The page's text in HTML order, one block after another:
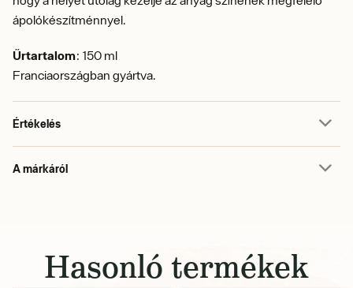
ápolókészítménnyel.
Űrtartalom: 150 ml
Franciaországban gyártva.
Értékelés
A márkáról
Hasonló termékek